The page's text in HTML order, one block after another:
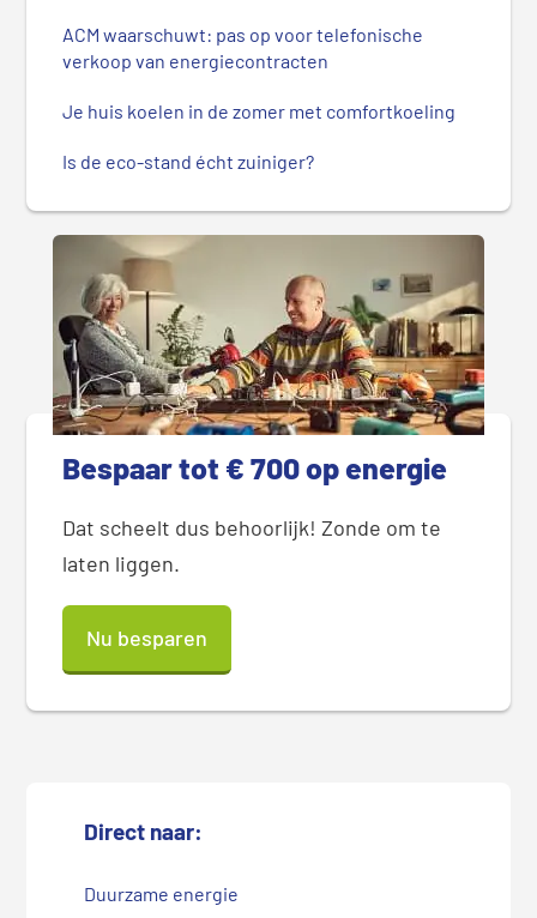
ACM waarschuwt: pas op voor telefonische
verkoop van energiecontracten
Je huis koelen in de zomer met comfortkoeling
Is de eco-stand écht zuiniger?
Bespaar tot € 700 op energie
Dat scheelt dus behoorlijk! Zonde om te
laten liggen.
Nu besparen
Direct naar:
Duurzame energie